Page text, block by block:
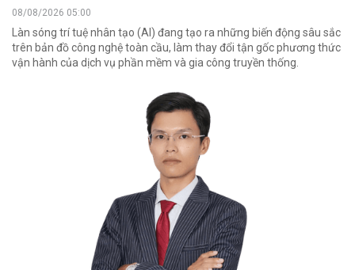
08/08/2026 05:00
Làn sóng trí tuệ nhân tạo (AI) đang tạo ra những biến động sâu sắc
trên bản đồ công nghệ toàn cầu, làm thay đổi tận gốc phương thức
vận hành của dịch vụ phần mềm và gia công truyền thống.